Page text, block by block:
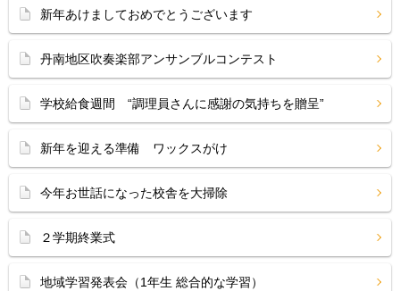
新年あけましておめでとうございます
丹南地区吹奏楽部アンサンブルコンテスト
学校給食週間 “調理員さんに感謝の気持ちを贈呈”
新年を迎える準備 ワックスがけ
今年お世話になった校舎を大掃除
２学期終業式
地域学習発表会（1年生 総合的な学習）